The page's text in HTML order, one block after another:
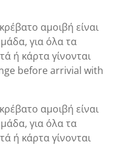
αμοιβή είναι
για όλα τα
ή κάρτα γίνονται
before arrivial with
αμοιβή είναι
για όλα τα
ή κάρτα γίνονται